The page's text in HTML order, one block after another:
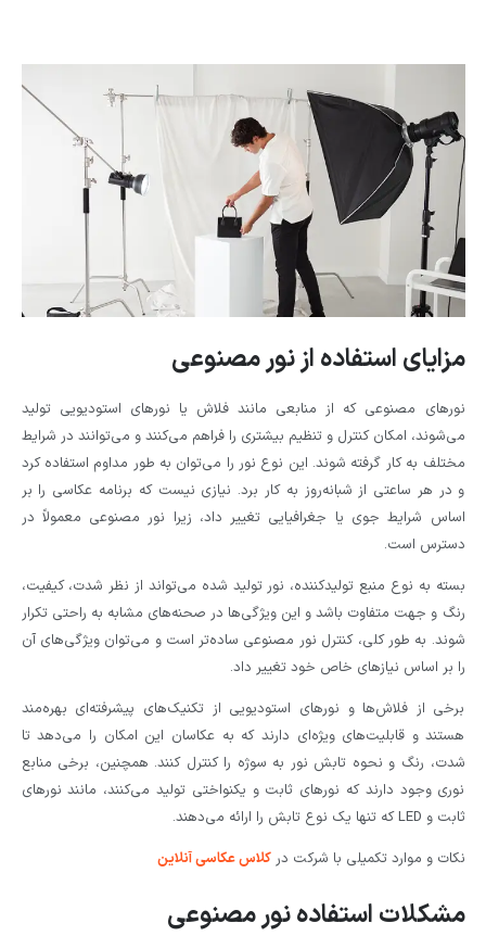
مزایای استفاده از نور مصنوعی
نورهای مصنوعی که از منابعی مانند فلاش یا نورهای استودیویی تولید
می‌شوند، امکان کنترل و تنظیم بیشتری را فراهم می‌کنند و می‌توانند در شرایط
مختلف به کار گرفته شوند. این نوع نور را می‌توان به طور مداوم استفاده کرد
و در هر ساعتی از شبانه‌روز به کار برد. نیازی نیست که برنامه عکاسی را بر
اساس شرایط جوی یا جغرافیایی تغییر داد، زیرا نور مصنوعی معمولاً در
دسترس است.
بسته به نوع منبع تولیدکننده، نور تولید شده می‌تواند از نظر شدت، کیفیت،
رنگ و جهت متفاوت باشد و این ویژگی‌ها در صحنه‌های مشابه به راحتی تکرار
شوند. به طور کلی، کنترل نور مصنوعی ساده‌تر است و می‌توان ویژگی‌های آن
را بر اساس نیازهای خاص خود تغییر داد.
برخی از فلاش‌ها و نورهای استودیویی از تکنیک‌های پیشرفته‌ای بهره‌مند
هستند و قابلیت‌های ویژه‌ای دارند که به عکاسان این امکان را می‌دهد تا
شدت، رنگ و نحوه تابش نور به سوژه را کنترل کنند. همچنین، برخی منابع
نوری وجود دارند که نورهای ثابت و یکنواختی تولید می‌کنند، مانند نورهای
ثابت و LED که تنها یک نوع تابش را ارائه می‌دهند.
نکات و موارد تکمیلی با شرکت درکلاس عکاسی آنلاین
مشکلات استفاده نور مصنوعی